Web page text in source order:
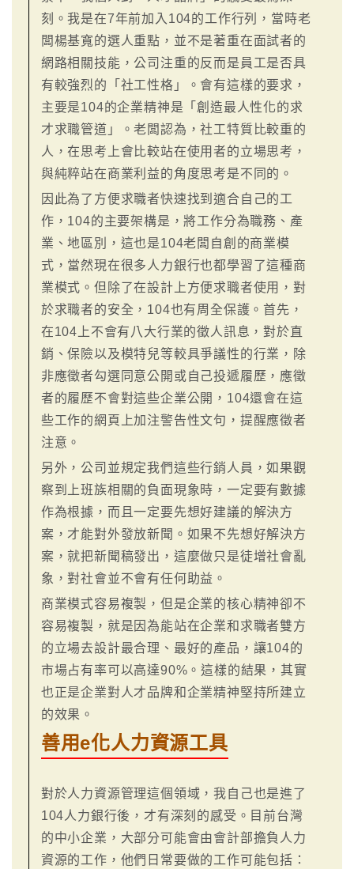
刻。我是在7年前加入104的工作行列，當時老
闆楊基寬的選人重點，並不是著重在面試者的
網路相關技能，公司注重的反而是員工是否具
有較強烈的「社工性格」。會有這樣的要求，
主要是104的企業精神是「創造最人性化的求
才求職管道」。老闆認為，社工特質比較重的
人，在思考上會比較站在使用者的立場思考，
與純粹站在商業利益的角度思考是不同的。
因此為了方便求職者快速找到適合自己的工
作，104的主要架構是，將工作分為職務、產
業、地區別，這也是104老闆自創的商業模
式，當然現在很多人力銀行也都學習了這種商
業模式。但除了在設計上方便求職者使用，對
於求職者的安全，104也有周全保護。首先，
在104上不會有八大行業的徵人訊息，對於直
銷、保險以及模特兒等較具爭議性的行業，除
非應徵者勾選同意公開或自己投遞履歷，應徵
者的履歷不會對這些企業公開，104還會在這
些工作的網頁上加注警告性文句，提醒應徵者
注意。
另外，公司並規定我們這些行銷人員，如果觀
察到上班族相關的負面現象時，一定要有數據
作為根據，而且一定要先想好建議的解決方
案，才能對外發放新聞。如果不先想好解決方
案，就把新聞稿發出，這麼做只是徒增社會亂
象，對社會並不會有任何助益。
商業模式容易複製，但是企業的核心精神卻不
容易複製，就是因為能站在企業和求職者雙方
的立場去設計最合理、最好的產品，讓104的
市場占有率可以高達90%。這樣的結果，其實
也正是企業對人才品牌和企業精神堅持所建立
的效果。
善用e化人力資源工具
對於人力資源管理這個領域，我自己也是進了
104人力銀行後，才有深刻的感受。目前台灣
的中小企業，大部分可能會由會計部擔負人力
資源的工作，他們日常要做的工作可能包括：